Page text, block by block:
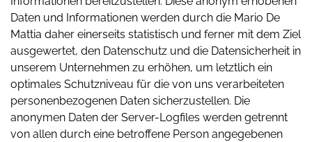
Daten und Informationen werden durch die Mario De
Mattia daher einerseits statistisch und ferner mit dem Ziel
ausgewertet, den Datenschutz und die Datensicherheit in
unserem Unternehmen zu erhöhen, um letztlich ein
optimales Schutzniveau für die von uns verarbeiteten
personenbezogenen Daten sicherzustellen. Die
anonymen Daten der Server-Logfiles werden getrennt
von allen durch eine betroffene Person angegebenen